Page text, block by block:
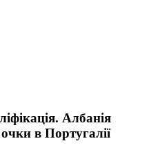
Албанія
в Португалії